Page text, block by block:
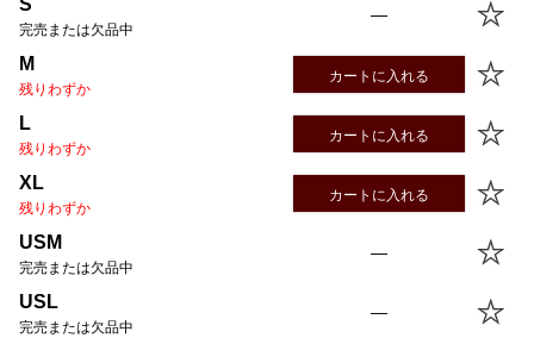
完売または欠品中
—
M
残りわずか
カートに入れる
L
残りわずか
カートに入れる
XL
残りわずか
カートに入れる
USM
完売または欠品中
—
USL
完売または欠品中
—